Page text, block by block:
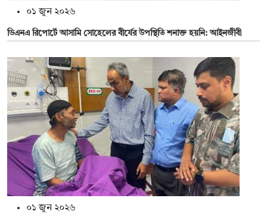
০১ জুন ২০২৬
ডিএনএ রিপোর্টে আসামি সোহেলের বীর্যের উপস্থিতি শনাক্ত হয়নি: আইনজীবী
০১ জুন ২০২৬